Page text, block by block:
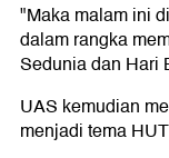
"Maka malam ini
dalam rangka
Sedunia dan Hari
UAS kemudian
menjadi tema